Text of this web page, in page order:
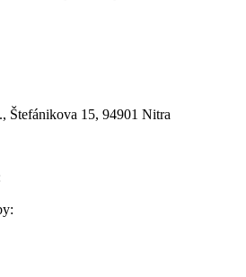
Štefánikova 15, 94901 Nitra